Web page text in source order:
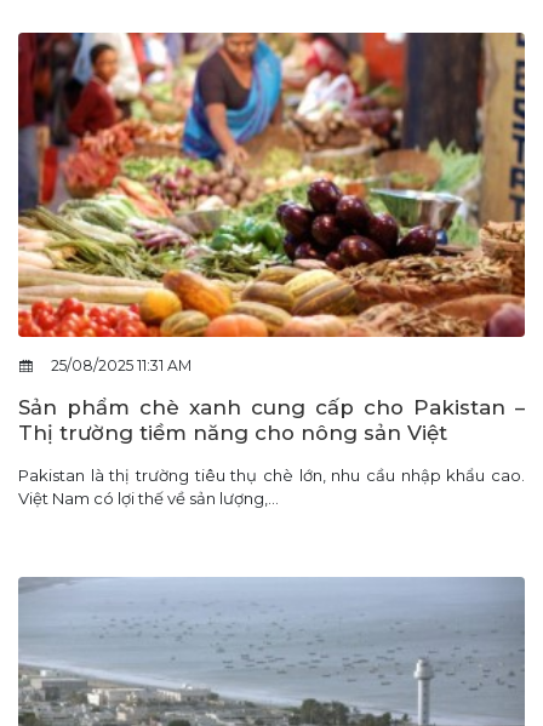
25/08/2025 11:31 AM
Sản phẩm chè xanh cung cấp cho Pakistan –
Thị trường tiềm năng cho nông sản Việt
Pakistan là thị trường tiêu thụ chè lớn, nhu cầu nhập khẩu cao.
Việt Nam có lợi thế về sản lượng,...